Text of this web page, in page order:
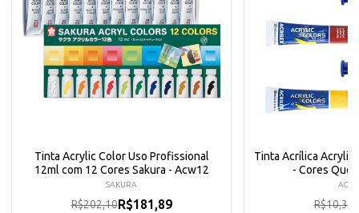
Tinta Acrylic Color Uso Profissional
12ml com 12 Cores Sakura - Acw12
SAKURA
R$202,10R$181,89
Tinta Acrílica Acrylic
- Cores
R$10,30